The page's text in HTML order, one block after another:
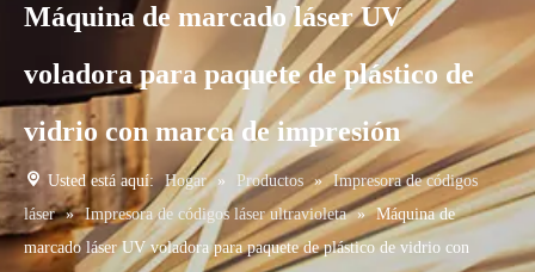
Máquina de marcado láser UV
voladora para paquete de plástico de
vidrio con marca de impresión
Usted está aquí: Hogar » Productos » Impresora de códigos
láser » Impresora de códigos láser ultravioleta » Máquina de
marcado láser UV voladora para paquete de plástico de vidrio con